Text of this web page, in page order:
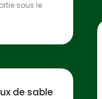
sous le
de sable